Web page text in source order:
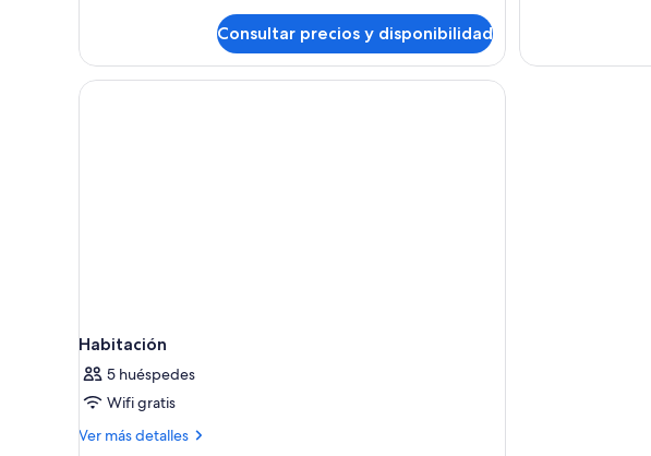
con
discapacidad,
Consultar precios y disponibilidad
Habitación
5 huéspedes
Wifi gratis
Ver más detalles
Más